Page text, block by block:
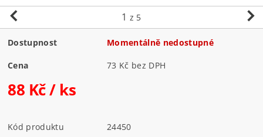
1 z 5
Dostupnost Momentálně nedostupné
Cena 73 Kč bez DPH
88 Kč/ ks
Kód produktu
24450